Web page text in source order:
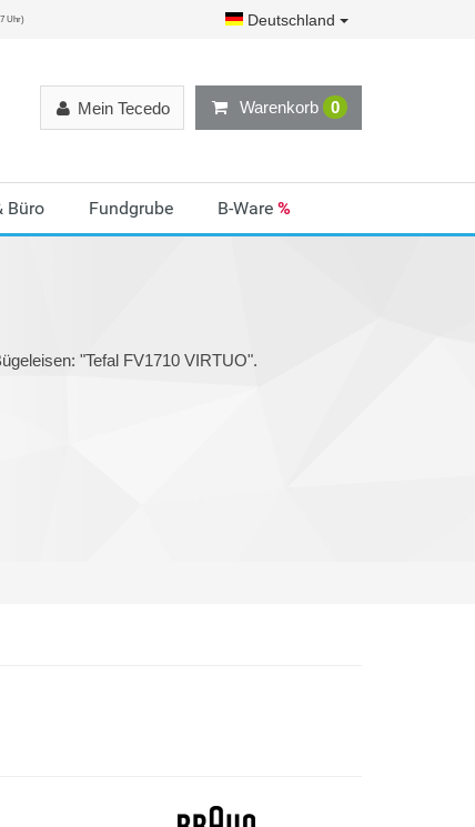
Uhr) Deutschland
Warenkorb 0
Mein Tecedo
Büro Fundgrube B-Ware %
"Tefal FV1710 VIRTUO".